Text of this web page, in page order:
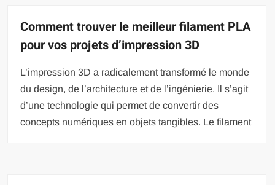
Comment trouver le meilleur filament PLA
pour vos projets d’impression 3D
L’impression 3D a radicalement transformé le monde
du design, de l’architecture et de l’ingénierie. Il s’agit
d’une technologie qui permet de convertir des
concepts numériques en objets tangibles. Le filament